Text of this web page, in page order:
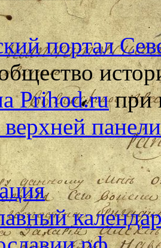
портал
Prihod.ruпри
панели